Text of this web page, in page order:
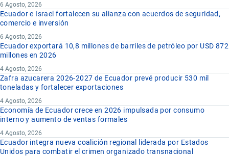
6 Agosto, 2026
Ecuador e Israel fortalecen su alianza con acuerdos de seguridad,
comercio e inversión
6 Agosto, 2026
Ecuador exportará 10,8 millones de barriles de petróleo por USD 872
millones en 2026
4 Agosto, 2026
Zafra azucarera 2026-2027 de Ecuador prevé producir 530 mil
toneladas y fortalecer exportaciones
4 Agosto, 2026
Economía de Ecuador crece en 2026 impulsada por consumo
interno y aumento de ventas formales
4 Agosto, 2026
Ecuador integra nueva coalición regional liderada por Estados
Unidos para combatir el crimen organizado transnacional